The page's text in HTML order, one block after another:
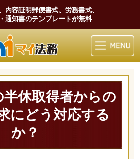
内容証明郵便書式、労務書式、
通知書のテンプレートが無料
マイ法務
休取得者からの
にどう対応する
か？